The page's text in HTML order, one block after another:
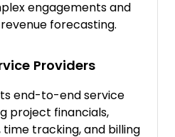
engagements and
forecasting.
Providers
end-to-end service
project financials,
time tracking, and billing